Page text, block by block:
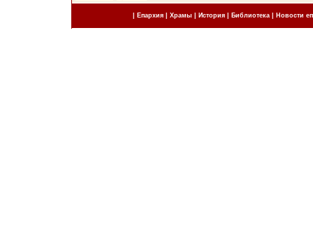
Епархия| Храмы История| Библиотека Новости